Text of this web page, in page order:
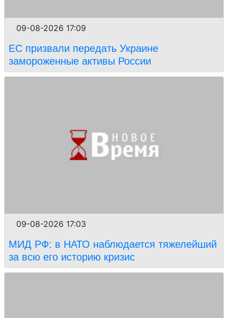
09-08-2026 17:09
ЕС призвали передать Украине
замороженные активы России
09-08-2026 17:03
МИД РФ: в НАТО наблюдается тяжелейший
за всю его историю кризис